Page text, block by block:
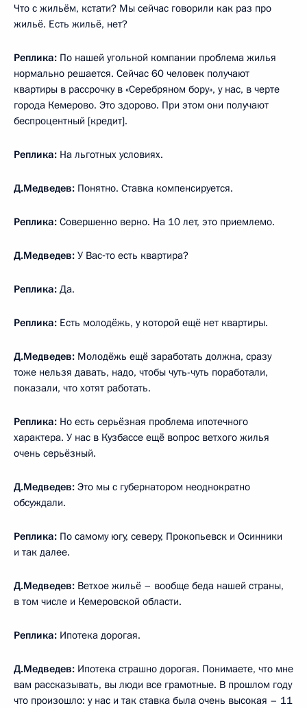
Что с жильём, кстати? Мы сейчас говорили как раз про
жильё. Есть жильё, нет?
Реплика: По нашей угольной компании проблема жилья
нормально решается. Сейчас 60 человек получают
квартиры в рассрочку в «Серебряном бору», у нас, в черте
города Кемерово. Это здорово. При этом они получают
беспроцентный [кредит].
Реплика: На льготных условиях.
Д.Медведев: Понятно. Ставка компенсируется.
Реплика: Совершенно верно. На 10 лет, это приемлемо.
Д.Медведев: У Вас‑то есть квартира?
Реплика: Да.
Реплика: Есть молодёжь, у которой ещё нет квартиры.
Д.Медведев: Молодёжь ещё заработать должна, сразу
тоже нельзя давать, надо, чтобы чуть-чуть поработали,
показали, что хотят работать.
Реплика: Но есть серьёзная проблема ипотечного
характера. У нас в Кузбассе ещё вопрос ветхого жилья
очень серьёзный.
Д.Медведев: Это мы с губернатором неоднократно
обсуждали.
Реплика: По самому югу, северу, Прокопьевск и Осинники
и так далее.
Д.Медведев: Ветхое жильё – вообще беда нашей страны,
в том числе и Кемеровской области.
Реплика: Ипотека дорогая.
Д.Медведев: Ипотека страшно дорогая. Понимаете, что мне
вам рассказывать, вы люди все грамотные. В прошлом году
что произошло: у нас и так ставка была очень высокая – 11